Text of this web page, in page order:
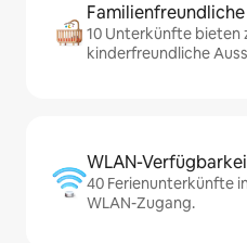
10 Unterkünfte bieten
kinderfreundliche
WLAN-
40 Ferienunterkünfte
WLAN-Zugang.